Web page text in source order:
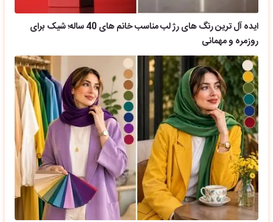
ایده آل ترین رنگ های رژ لب مناسب خانم های 40 ساله؛ شیک برای
روزمره و مهمانی